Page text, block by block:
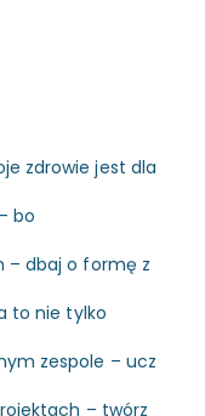
zdrowie jest dla
bo
– dbaj o formę z
to nie tylko
zespole – ucz
– twórz